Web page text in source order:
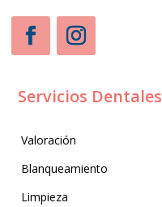
Servicios Dentales
Valoración
Blanqueamiento
Limpieza